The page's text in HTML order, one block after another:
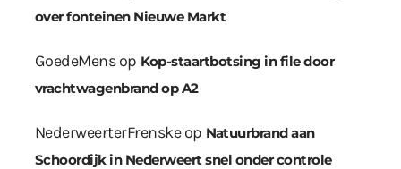
over fonteinen Nieuwe Markt
GoedeMensop Kop-staartbotsing in file door
vrachtwagenbrand op A2
NederweerterFrenskeop Natuurbrand aan
Schoordijk in Nederweert snel onder controle